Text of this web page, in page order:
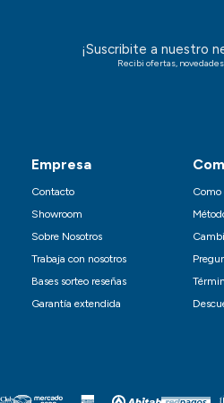
Empresa
Contacto
Showroom
Sobre Nosotros
Trabaja con nosotros
Bases sorteo reseñas
Garantía extendida
¡Suscribite a nuestro
Recibi ofertas, novedades